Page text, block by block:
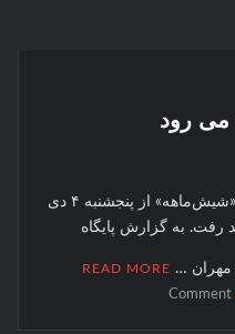
سریال جدید مهران مدیری با عنوان «شیش‌ماهه» از پنجشنبه ۴ دی
خواهد رفت. به گزارش پایگاه
READ MORE
Comment
on